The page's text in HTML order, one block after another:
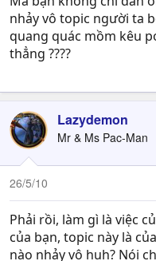
nhảy vô topic người ta
quang quác mồm kêu
thẳng ????
Lazydemon
Mr & Ms Pac-Man
26/5/10
Phải rồi, làm gì là việc
của bạn, topic này là
nào nhảy vô huh? Nói